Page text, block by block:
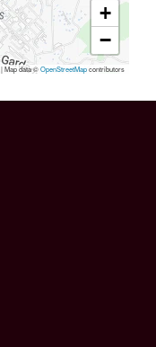
+
−
|Map data ©OpenStreetMapcontributors